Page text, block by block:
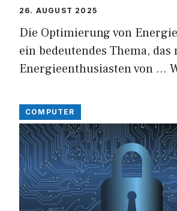
26. AUGUST 2025
Die Optimierung von
ein bedeutendes Thema,
Energieenthusiasten von …
COMPUTER